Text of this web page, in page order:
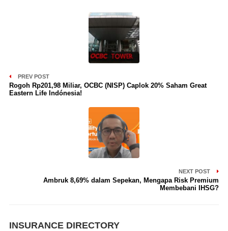
PREV POST
Rogoh Rp201,98 Miliar, OCBC (NISP) Caplok 20% Saham Great
Eastern Life Indónesia!
NEXT POST
Ambruk 8,69% dalam Sepekan, Mengapa Risk Premium
Membebani IHSG?
INSURANCE DIRECTORY